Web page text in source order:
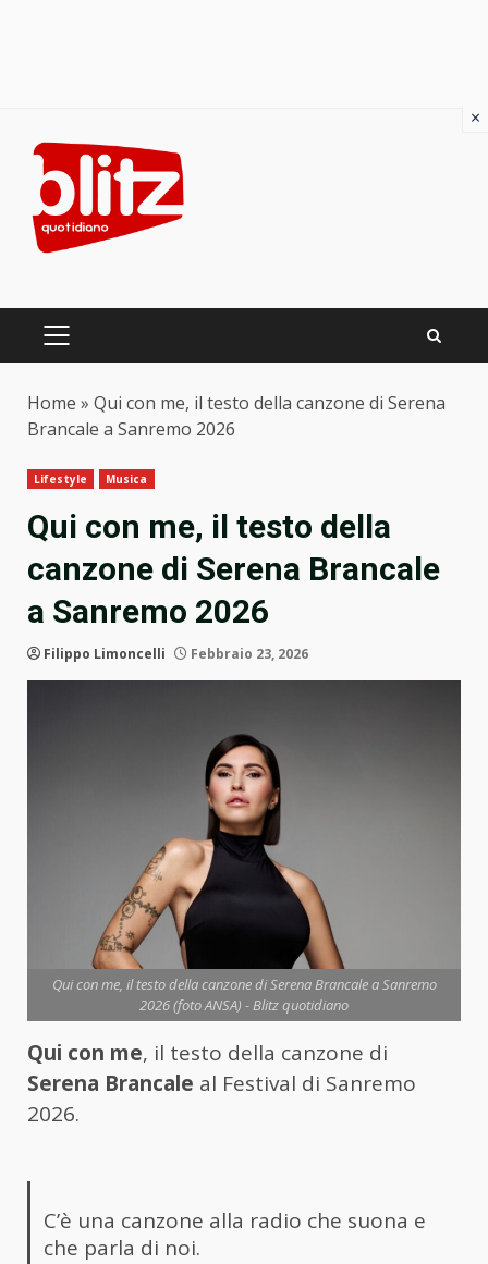
content
PRIMARY
Home » Qui con me, il testo della canzone di Serena
Brancale a Sanremo 2026
Lifestyle Musica
Qui con me, il testo della
canzone di Serena Brancale
a Sanremo 2026
Filippo Limoncelli Febbraio 23, 2026
Qui con me, il testo della canzone di Serena Brancale a Sanremo
2026 (foto ANSA) - Blitz quotidiano
Qui con me, il testo della canzone di
Serena Brancale al Festival di Sanremo
2026.
C’è una canzone alla radio che suona e
che parla di noi.
×